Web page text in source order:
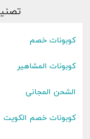
كوبونات خصم
كوبونات المشاهير
الشحن المجاني
كوبونات خصم الكويت